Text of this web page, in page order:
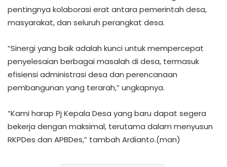
pentingnya kolaborasi erat antara pemerintah desa,
masyarakat, dan seluruh perangkat desa.
“Sinergi yang baik adalah kunci untuk mempercepat
penyelesaian berbagai masalah di desa, termasuk
efisiensi administrasi desa dan perencanaan
pembangunan yang terarah,” ungkapnya.
“Kami harap Pj Kepala Desa yang baru dapat segera
bekerja dengan maksimal, terutama dalam menyusun
RKPDes dan APBDes,” tambah Ardianto.(man)